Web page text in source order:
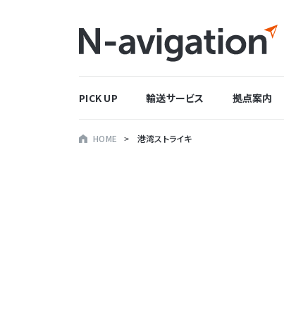
PICK UP 輸送サービス 拠点案内
HOME 港湾ストライキ